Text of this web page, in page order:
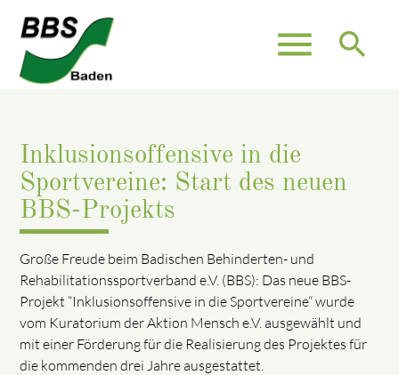
menu search
Inklusionsoffensive in die
Sportvereine: Start des neuen
BBS-Projekts
Große Freude beim Badischen Behinderten- und
Rehabilitationssportverband e.V. (BBS): Das neue BBS-
Projekt “Inklusionsoffensive in die Sportvereine“ wurde
vom Kuratorium der Aktion Mensch e.V. ausgewählt und
mit einer Förderung für die Realisierung des Projektes für
die kommenden drei Jahre ausgestattet.